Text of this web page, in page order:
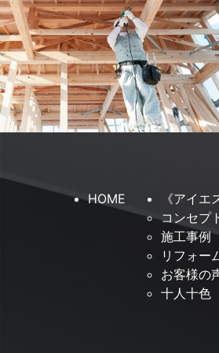
HOME
《アイエ
コンセプ
施工事例
リフォー
お客様の
十人十色